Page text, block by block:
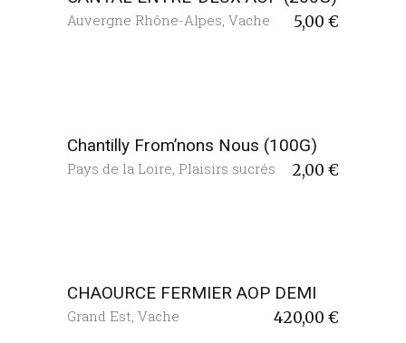
5,00 €
Auvergne Rhône-Alpes, Vache
Chantilly From’nons Nous (100G)
2,00 €
Pays de la Loire Plaisirs sucrés
CHAOURCE FERMIER AOP DEMI
420,00 €
Grand Est, Vache